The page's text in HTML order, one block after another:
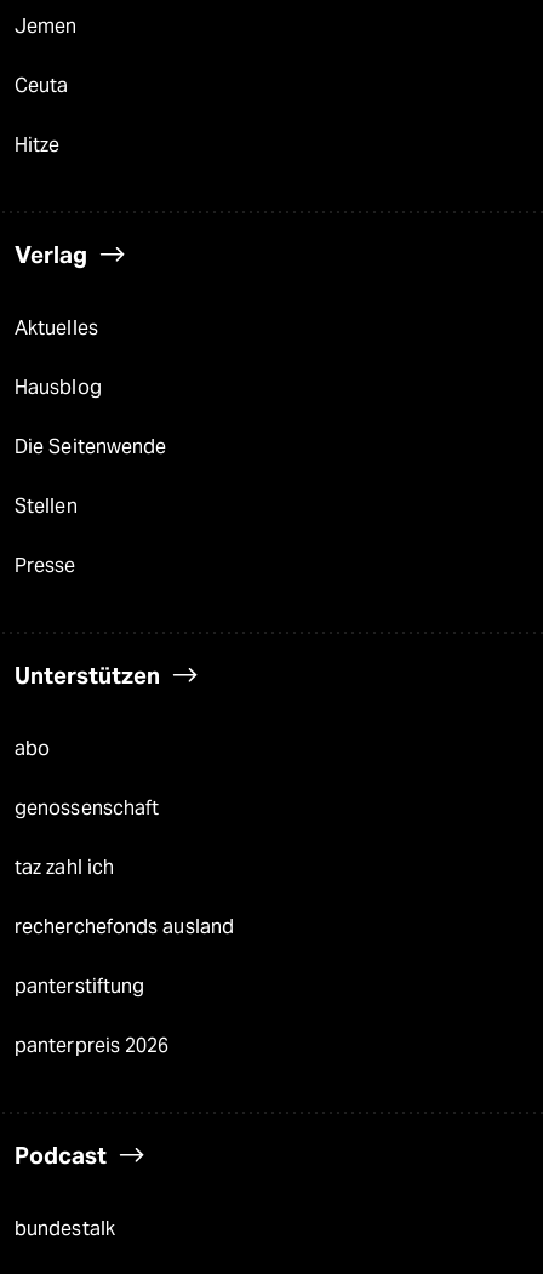
Jemen
Ceuta
Hitze
Verlag
Aktuelles
Hausblog
Die Seitenwende
Stellen
Presse
Unterstützen
abo
genossenschaft
taz zahl ich
recherchefonds ausland
panterstiftung
panterpreis 2026
Podcast
bundestalk